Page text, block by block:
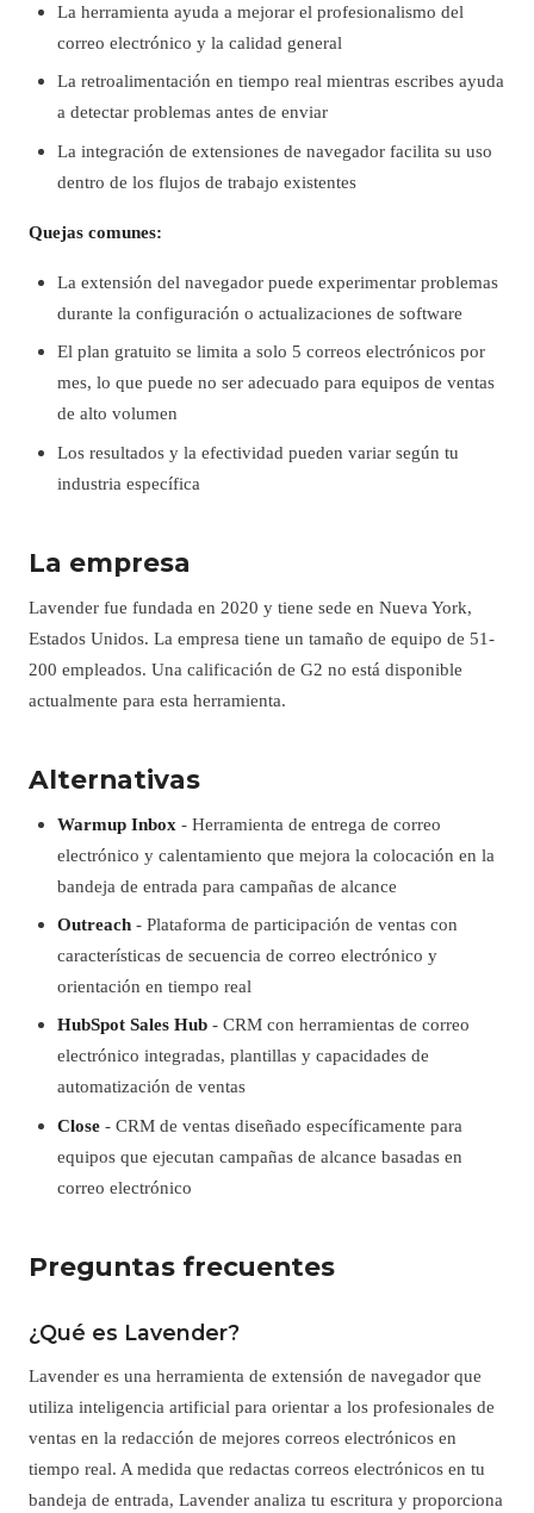
La herramienta ayuda a mejorar el profesionalismo del
correo electrónico y la calidad general
La retroalimentación en tiempo real mientras escribes ayuda
a detectar problemas antes de enviar
La integración de extensiones de navegador facilita su uso
dentro de los flujos de trabajo existentes
Quejas comunes:
La extensión del navegador puede experimentar problemas
durante la configuración o actualizaciones de software
El plan gratuito se limita a solo 5 correos electrónicos por
mes, lo que puede no ser adecuado para equipos de ventas
de alto volumen
Los resultados y la efectividad pueden variar según tu
industria específica
La empresa
Lavender fue fundada en 2020 y tiene sede en Nueva York,
Estados Unidos. La empresa tiene un tamaño de equipo de 51-
200 empleados. Una calificación de G2 no está disponible
actualmente para esta herramienta.
Alternativas
Warmup Inbox - Herramienta de entrega de correo
electrónico y calentamiento que mejora la colocación en la
bandeja de entrada para campañas de alcance
Outreach - Plataforma de participación de ventas con
características de secuencia de correo electrónico y
orientación en tiempo real
HubSpot Sales Hub - CRM con herramientas de correo
electrónico integradas, plantillas y capacidades de
automatización de ventas
Close - CRM de ventas diseñado específicamente para
equipos que ejecutan campañas de alcance basadas en
correo electrónico
Preguntas frecuentes
¿Qué es Lavender?
Lavender es una herramienta de extensión de navegador que
utiliza inteligencia artificial para orientar a los profesionales de
ventas en la redacción de mejores correos electrónicos en
tiempo real. A medida que redactas correos electrónicos en tu
bandeja de entrada, Lavender analiza tu escritura y proporciona